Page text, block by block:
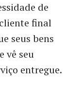
de
final
seus bens
vê seu
entregue.